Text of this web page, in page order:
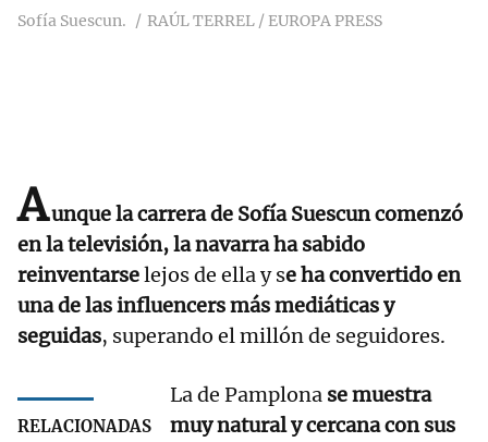
Sofía Suescun. RAÚL TERREL / EUROPA PRESS
Aunque la carrera de Sofía Suescun comenzó
en la televisión, la navarra ha sabido
reinventarselejos de ella y se ha convertido en
una de las influencers más mediáticas y
seguidas, superando el millón de seguidores.
RELACIONADAS
La de Pamplona se muestra
muy natural y cercana con sus